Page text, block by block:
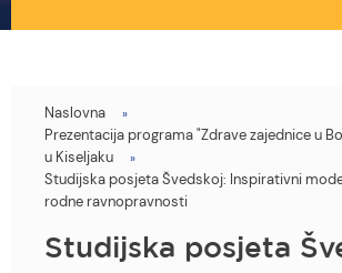
You
are
here
Naslovna
Prezentacija programa "Zdrave zajednice u
u Kiseljaku
Studijska posjeta Švedskoj: Inspirativni
rodne ravnopravnosti
Studijska posjeta